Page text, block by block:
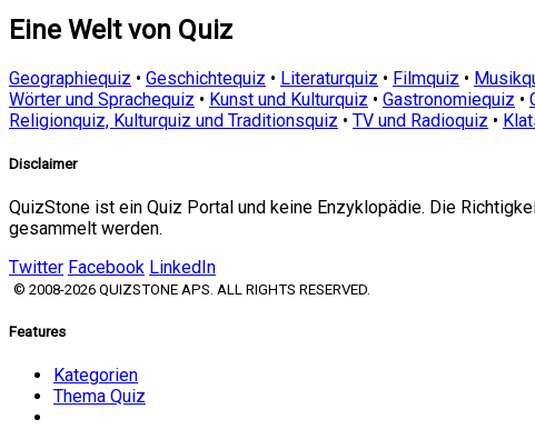
Eine Welt von Quiz
Geographiequiz • Geschichtequiz • Literaturquiz • Filmquiz •
Wörter und Sprachequiz • Kunst und Kulturquiz • Gastronomiequiz •
Religionquiz, Kulturquiz und Traditionsquiz • TV und Radioquiz •
Disclaimer
QuizStone ist ein Quiz Portal und keine Enzyklopädie. Die
gesammelt werden.
Twitter Facebook LinkedIn
© 2008-2026 QUIZSTONE APS. ALL RIGHTS RESERVED.
Features
Kategorien
Thema Quiz